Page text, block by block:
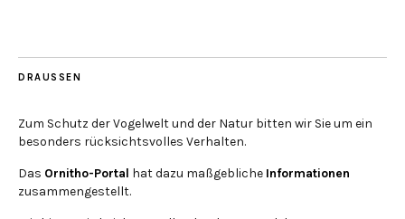
DRAUSSEN
Zum Schutz der Vogelwelt und der Natur bitten wir Sie um ein
besonders rücksichtsvolles Verhalten.
Das Ornitho-Portal hat dazu maßgebliche Informationen
zusammengestellt.